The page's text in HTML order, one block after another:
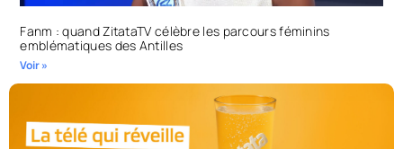
Fanm : quand ZitataTV célèbre les parcours féminins
emblématiques des Antilles
Voir »